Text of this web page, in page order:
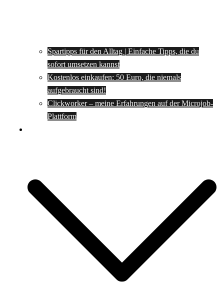
Spartipps für den Alltag | Einfache Tipps, die du
sofort umsetzen kannst
Kostenlos einkaufen: 50 Euro, die niemals
aufgebraucht sind!
Clickworker – meine Erfahrungen auf der Microjob-
Plattform